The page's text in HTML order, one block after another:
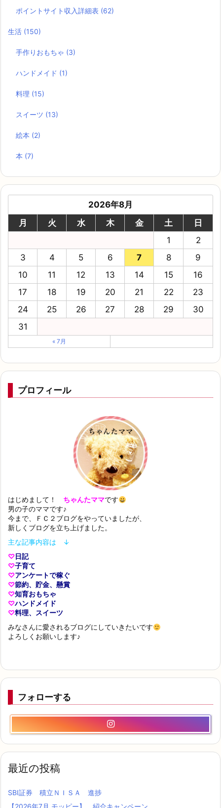
ポイントサイト収入詳細表 (62)
生活 (150)
手作りおもちゃ (3)
ハンドメイド (1)
料理 (15)
スイーツ (13)
絵本 (2)
本 (7)
2026年8月
月
火 水 木 金 土
日
1
2
3
4 5 6 7 8
9
10
11 12 13 14 15
16
17
18 19 20 21 22
23
24
25 26 27 28 29
30
31
« 7月
プロフィール
はじめまして！ ちゃんたママです
男の子のママです♪
今まで、ＦＣ２ブログをやっていましたが、
新しくブログを立ち上げました。
主な記事内容は ↓
♡日記
♡子育て
♡アンケートで稼ぐ
♡節約、貯金、懸賞
♡知育おもちゃ
♡ハンドメイド
♡料理、スイーツ
みなさんに愛されるブログにしていきたいです
よろしくお願いします♪
フォローする
最近の投稿
SBI証券 積立ＮＩＳＡ 進捗
【2026年7月 モッピー】 紹介キャンペーン